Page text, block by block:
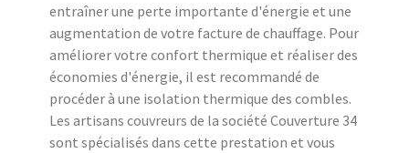
entraîner une perte importante d'énergie et une
augmentation de votre facture de chauffage. Pour
améliorer votre confort thermique et réaliser des
économies d'énergie, il est recommandé de
procéder à une isolation thermique des combles.
Les artisans couvreurs de la société Couverture 34
sont spécialisés dans cette prestation et vous